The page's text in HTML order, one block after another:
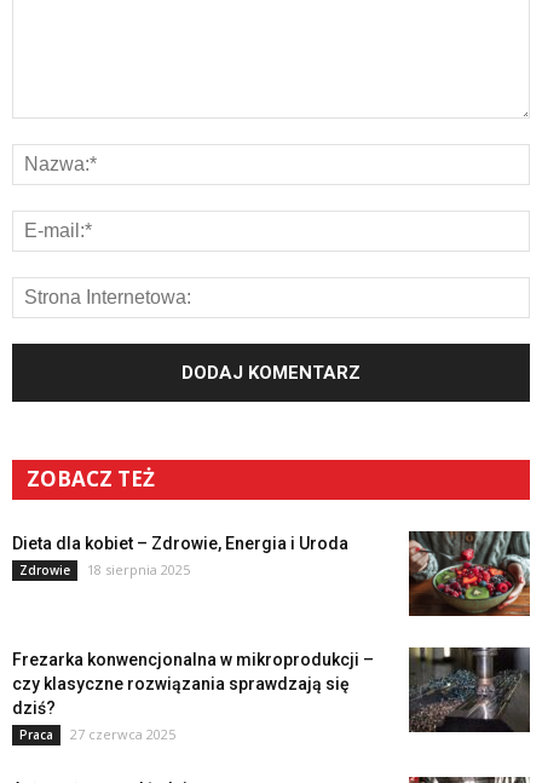
ZOBACZ TEŻ
Dieta dla kobiet – Zdrowie, Energia i Uroda
Zdrowie 18 sierpnia 2025
Frezarka konwencjonalna w mikroprodukcji –
czy klasyczne rozwiązania sprawdzają się
dziś?
Praca 27 czerwca 2025